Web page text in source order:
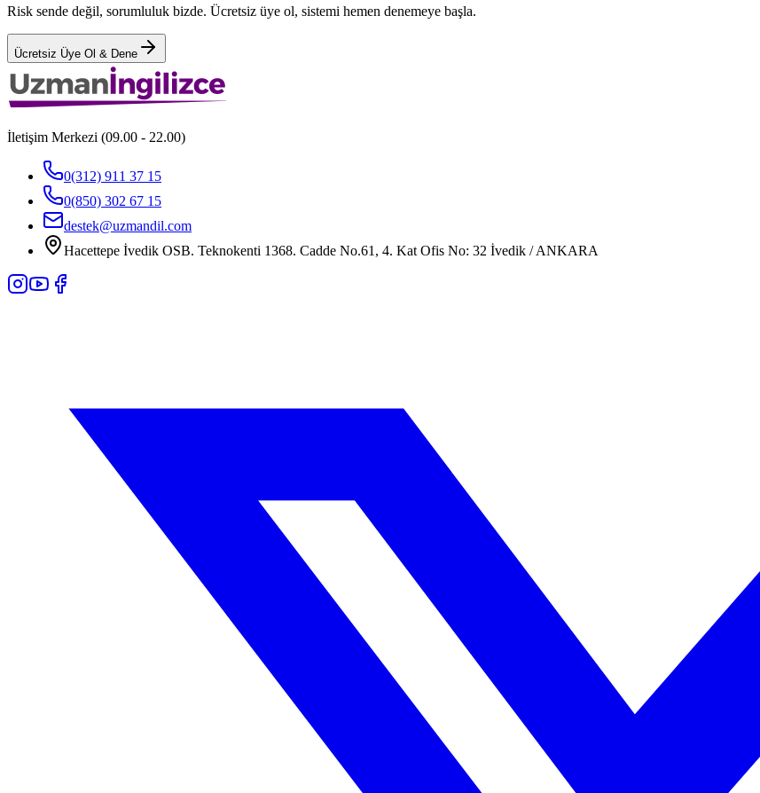
Risk sende değil, sorumluluk bizde. Ücretsiz üye ol, sistemi hemen denemeye başla.
Ücretsiz Üye Ol & Dene
İletişim Merkezi (09.00 - 22.00)
0(312) 911 37 15
0(850) 302 67 15
destek@uzmandil.com
Hacettepe İvedik OSB. Teknokenti 1368. Cadde No.61, 4. Kat Ofis No: 32 İvedik / ANKARA